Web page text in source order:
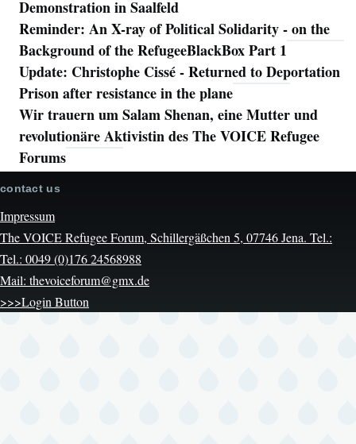
Demonstration in Saalfeld
Reminder: An X-ray of Political Solidarity - on the
Background of the RefugeeBlackBox Part 1
Update: Christophe Cissé - Returned to Deportation
Prison after resistance in the plane
Wir trauern um Salam Shenan, eine Mutter und
revolutionäre Aktivistin des The VOICE Refugee
Forums
contact us
Impressum
The VOICE Refugee Forum, Schillergäßchen 5, 07746 Jena. Tel.:
Tel.: 0049 (0)176 24568988
Mail: thevoiceforum@gmx.de
>>>Login Button